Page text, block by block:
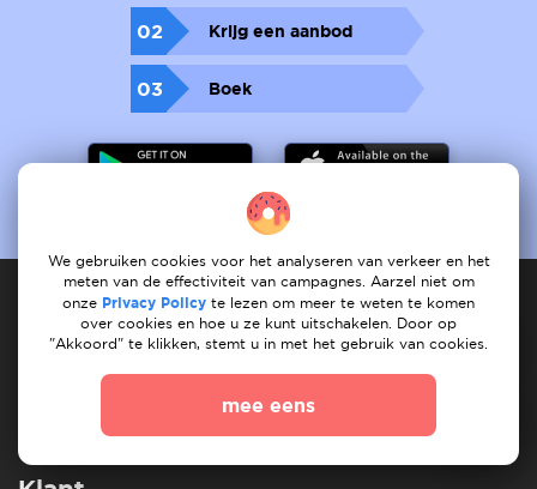
02 Krijg een aanbod
03 Boek
Dienstverlener
registreet services
Mijn taken
Vind dienst Onze services
We gebruiken cookies voor het analyseren van verkeer en het
meten van de effectiviteit van campagnes. Aarzel niet om
onze Privacy Policy te lezen om meer te weten te komen
over cookies en hoe u ze kunt uitschakelen. Door op
"Akkoord" te klikken, stemt u in met het gebruik van cookies.
mee eens